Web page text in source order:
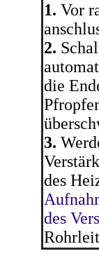
1. Vor
2.
die
3.
des
des